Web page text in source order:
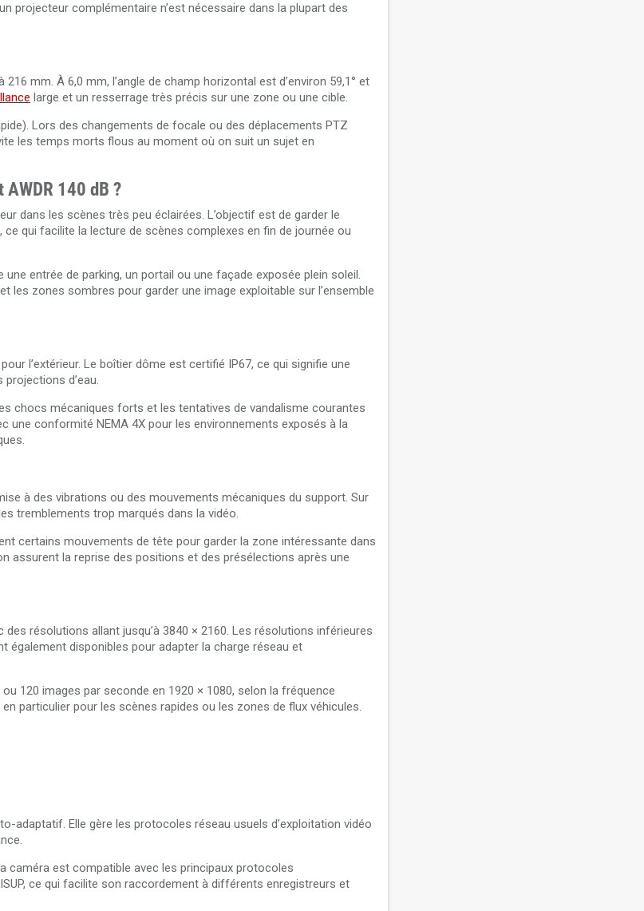
projecteur complémentaire n’est nécessaire dans la plupart des
mm. À 6,0 mm, l’angle de champ horizontal est d’environ 59,1° et
large et un resserrage très précis sur une zone ou une cible.
Lors des changements de focale ou des déplacements PTZ
les temps morts flous au moment où on suit un sujet en
140 dB ?
dans les scènes très peu éclairées. L’objectif est de garder le
qui facilite la lecture de scènes complexes en fin de journée ou
entrée de parking, un portail ou une façade exposée plein soleil.
zones sombres pour garder une image exploitable sur l’ensemble
l’extérieur. Le boîtier dôme est certifié IP67, ce qui signifie une
d’eau.
chocs mécaniques forts et les tentatives de vandalisme courantes
une conformité NEMA 4X pour les environnements exposés à la
à des vibrations ou des mouvements mécaniques du support. Sur
tremblements trop marqués dans la vidéo.
certains mouvements de tête pour garder la zone intéressante dans
assurent la reprise des positions et des présélections après une
des résolutions allant jusqu’à 3840 × 2160. Les résolutions inférieures
également disponibles pour adapter la charge réseau et
120 images par seconde en 1920 × 1080, selon la fréquence
particulier pour les scènes rapides ou les zones de flux véhicules.
adaptatif. Elle gère les protocoles réseau usuels d’exploitation vidéo
caméra est compatible avec les principaux protocoles
ce qui facilite son raccordement à différents enregistreurs et